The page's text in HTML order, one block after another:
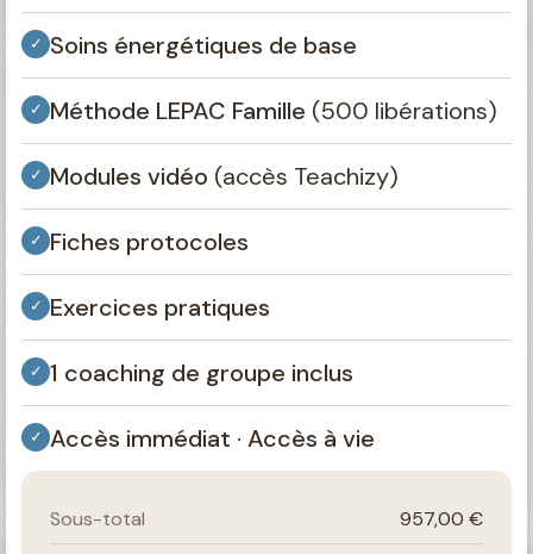
✓ Soins énergétiques de base
✓ Méthode LEPAC Famille (500 libérations)
✓ Modules vidéo (accès Teachizy)
✓ Fiches protocoles
✓ Exercices pratiques
✓ 1 coaching de groupe inclus
✓ Accès immédiat · Accès à vie
Sous-total
957,00 €